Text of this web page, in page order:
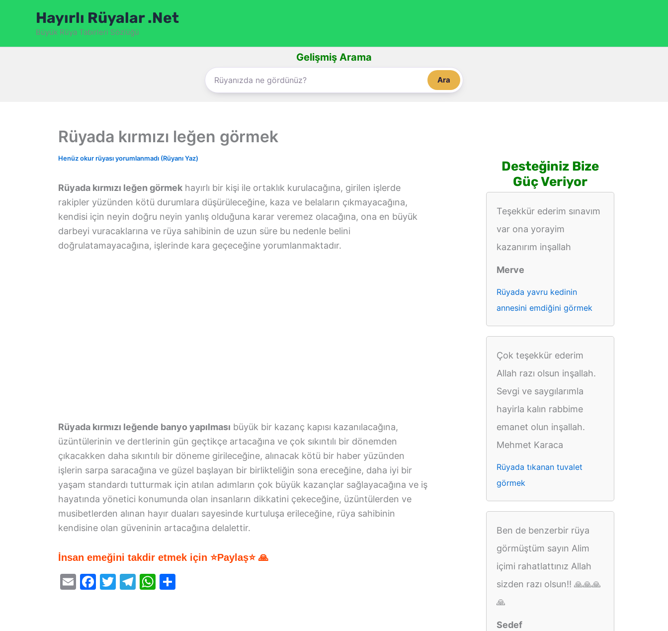
Hayırlı Rüyalar .Net
Büyük Rüya Tabirleri Sözlüğü
Gelişmiş Arama
Ara
Rüyada kırmızı leğen görmek
Henüz okur rüyası yorumlanmadı (Rüyanı Yaz)
Rüyada kırmızı leğen görmek hayırlı bir kişi ile ortaklık kurulacağına, girilen işlerde
rakipler yüzünden kötü durumlara düşürüleceğine, kaza ve belaların çıkmayacağına,
kendisi için neyin doğru neyin yanlış olduğuna karar veremez olacağına, ona en büyük
darbeyi vuracaklarına ve rüya sahibinin de uzun süre bu nedenle belini
doğrulatamayacağına, işlerinde kara geçeceğine yorumlanmaktadır.
Rüyada kırmızı leğende banyo yapılması büyük bir kazanç kapısı kazanılacağına,
üzüntülerinin ve dertlerinin gün geçtikçe artacağına ve çok sıkıntılı bir dönemden
çıkacakken daha sıkıntılı bir döneme girileceğine, alınacak kötü bir haber yüzünden
işlerin sarpa saracağına ve güzel başlayan bir birlikteliğin sona ereceğine, daha iyi bir
yaşam standardı tutturmak için atılan adımların çok büyük kazançlar sağlayacağına ve iş
hayatında yönetici konumunda olan insanların dikkatini çekeceğine, üzüntülerden ve
musibetlerden alınan hayır duaları sayesinde kurtuluşa erileceğine, rüya sahibinin
kendisine olan güveninin artacağına delalettir.
İnsan emeğini takdir etmek için ⭐Paylaş⭐ 🙏
E
F
T
T
W
Desteğiniz Bize
Güç Veriyor
Teşekkür ederim sınavım
var ona yorayim
kazanırım inşallah
Merve
Rüyada yavru kedinin
annesini emdiğini görmek
Çok teşekkür ederim
Allah razı olsun inşallah.
Sevgi ve saygılarımla
hayirla kalın rabbime
emanet olun inşallah.
Mehmet Karaca
Rüyada tıkanan tuvalet
görmek
Ben de benzerbir rüya
görmüştüm sayın Alim
içimi rahatlattınız Allah
sizden razı olsun!! 🙏🙏🙏
🙏
Sedef